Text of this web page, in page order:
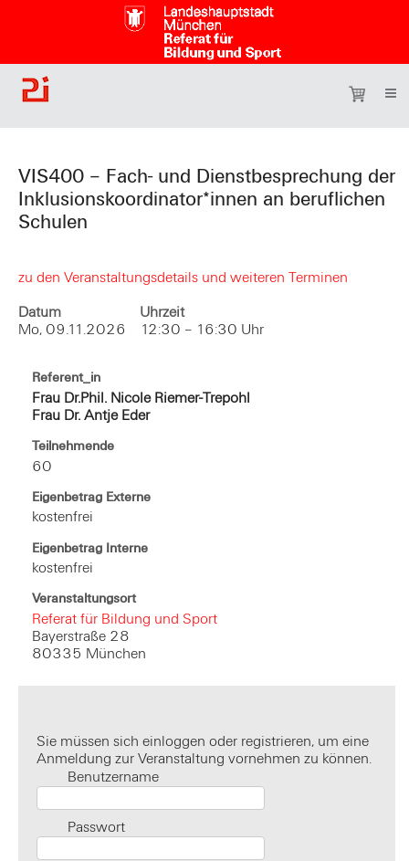
VIS400 – Fach- und Dienstbesprechung der
Inklusionskoordinator*innen an beruflichen
Schulen
zu den Veranstaltungsdetails und weiteren Terminen
Datum
Uhrzeit
Mo, 09.11.2026
12:30 – 16:30 Uhr
Referent_in
Frau Dr.Phil. Nicole Riemer-Trepohl
Frau Dr. Antje Eder
Teilnehmende
60
Eigenbetrag Externe
kostenfrei
Eigenbetrag Interne
kostenfrei
Veranstaltungsort
Referat für Bildung und Sport
Bayerstraße 28
80335 München
Sie müssen sich einloggen oder registrieren, um eine
Anmeldung zur Veranstaltung vornehmen zu können.
Benutzername
Passwort